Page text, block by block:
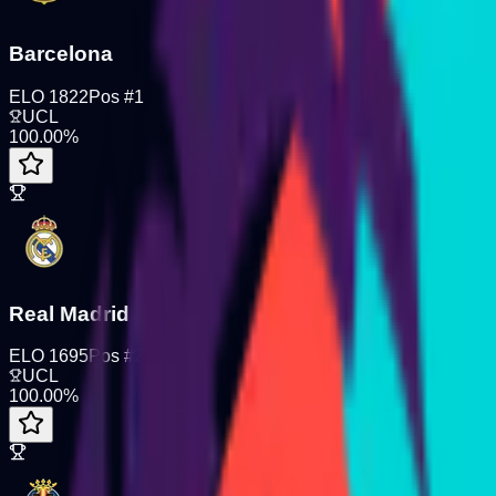
Barcelona
ELO 1822Pos #1
UCL
100.00%
Real Madrid
ELO 1695Pos #
UCL
100.00%